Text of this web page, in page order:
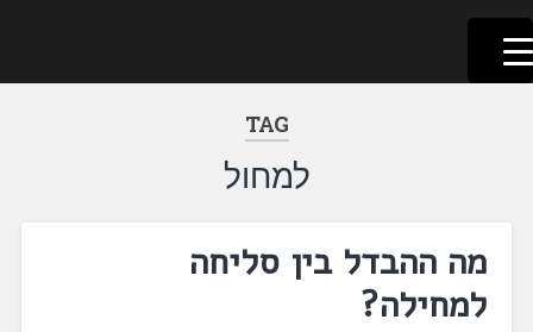
דלג
לתוכן
לשוניאדה
עברית. לשון. שפה
TAG
למחול
מה ההבדל בין סליחה
למחילה?